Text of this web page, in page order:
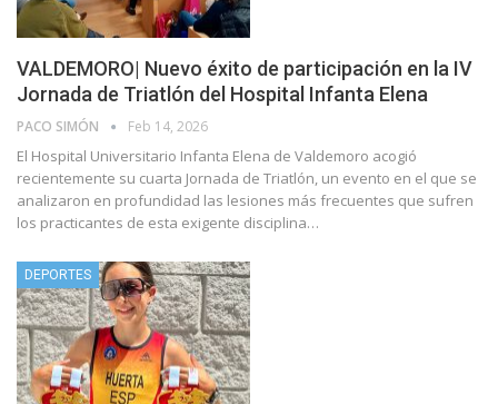
VALDEMORO| Nuevo éxito de participación en la IV
Jornada de Triatlón del Hospital Infanta Elena
PACO SIMÓN Feb 14, 2026
El Hospital Universitario Infanta Elena de Valdemoro acogió
recientemente su cuarta Jornada de Triatlón, un evento en el que se
analizaron en profundidad las lesiones más frecuentes que sufren
los practicantes de esta exigente disciplina…
DEPORTES